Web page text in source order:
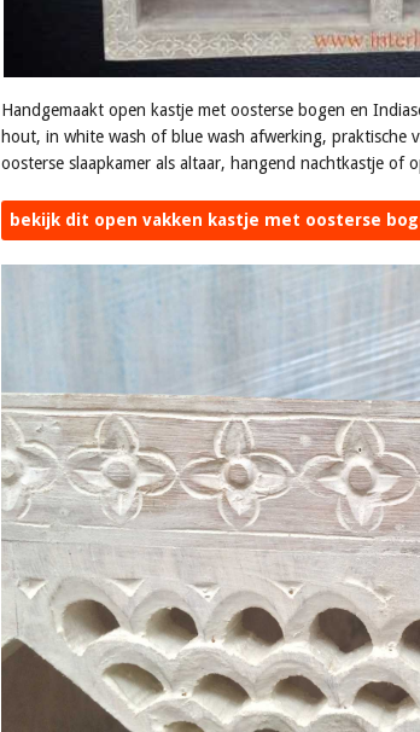
Handgemaakt open kastje met oosterse bogen en
hout, in white wash of blue wash afwerking, praktische
oosterse slaapkamer als altaar, hangend nachtkastje of
bekijk dit open vakken kastje met oosterse